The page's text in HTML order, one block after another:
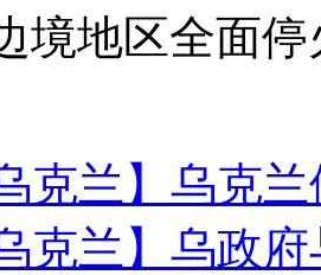
境地区全面停
克兰】乌克
克兰】乌政